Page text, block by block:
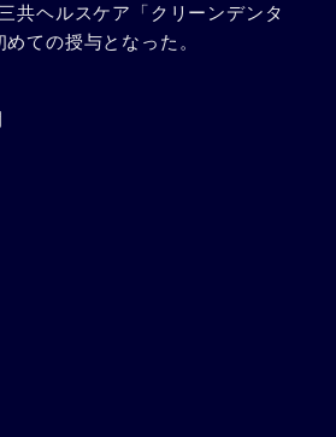
共ヘルスケア「クリーンデンタ
ての授与となった。